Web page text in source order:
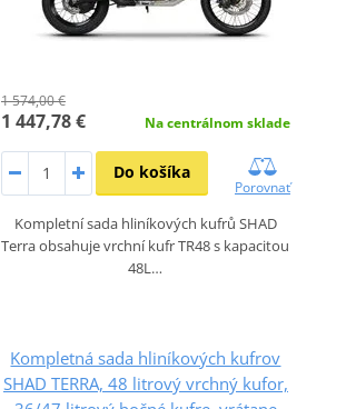
1 574,00 €
1 447,78 € Na centrálnom sklade
Do košíka
Porovnať
Kompletní sada hliníkových kufrů SHAD
Terra obsahuje vrchní kufr TR48 s kapacitou
48L…
Kompletná sada hliníkových kufrov
SHAD TERRA, 48 litrový vrchný kufor,